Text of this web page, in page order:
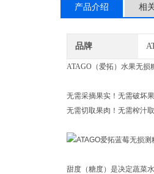
产品介绍 相
品牌
ATAGO（爱拓）水果无
无需采摘果实！无需破坏
无需切取果肉！无需榨汁
甜度（糖度）是决定蔬菜